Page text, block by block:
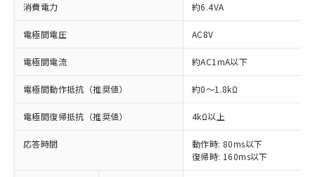
消費電力 約6.4VA
電極間電圧 AC8V
電極間電流 約AC1mA以下
電極間動作抵抗（推奨値） 約0～1.8kΩ
電極間復帰抵抗（推奨値） 4kΩ以上
応答時間
動作時: 80ms以下
復帰時: 160ms以下
ご利用条件
以下の条件をお読みいただき、同意のうえ
非含有に対応した製品が提供可能な商品で
す。
有に対応した製品に切り替える予定のある
対応予定なし：EU RoHS指令（10物質）の
非含有に非対応の商品で、対応品を出す予